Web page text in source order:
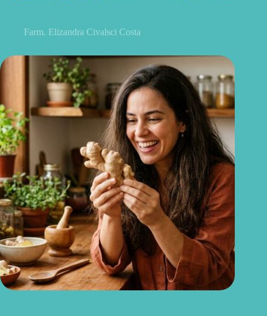
Farm. Elizandra Civalsci Costa